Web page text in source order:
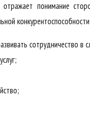
отражает понимание
конкурентоспособности
сотрудничество в